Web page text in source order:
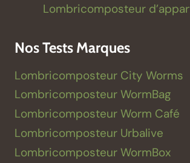
Lombricomposteur
Nos Tests Marques
Lombricomposteur City Worms
Lombricomposteur WormBag
Lombricomposteur Worm Café
Lombricomposteur Urbalive
Lombricomposteur WormBox